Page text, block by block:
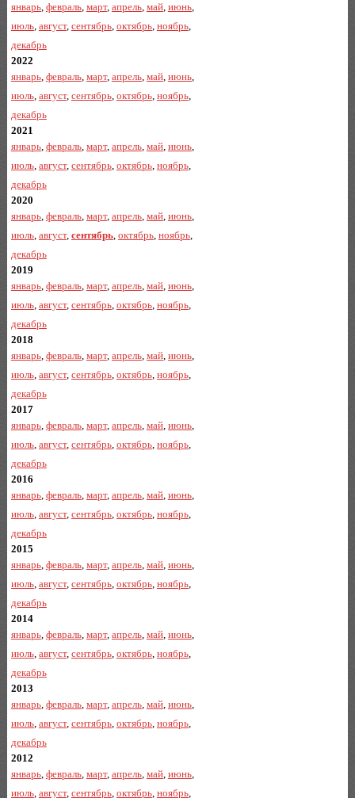
январь, февраль, март, апрель, май, июнь,
июль, август, сентябрь, октябрь, ноябрь,
декабрь
2022
январь, февраль, март, апрель, май, июнь,
июль, август, сентябрь, октябрь, ноябрь,
декабрь
2021
январь, февраль, март, апрель, май, июнь,
июль, август, сентябрь, октябрь, ноябрь,
декабрь
2020
январь, февраль, март, апрель, май, июнь,
июль, август, сентябрь, октябрь, ноябрь,
декабрь
2019
январь, февраль, март, апрель, май, июнь,
июль, август, сентябрь, октябрь, ноябрь,
декабрь
2018
январь, февраль, март, апрель, май, июнь,
июль, август, сентябрь, октябрь, ноябрь,
декабрь
2017
январь, февраль, март, апрель, май, июнь,
июль, август, сентябрь, октябрь, ноябрь,
декабрь
2016
январь, февраль, март, апрель, май, июнь,
июль, август, сентябрь, октябрь, ноябрь,
декабрь
2015
январь, февраль, март, апрель, май, июнь,
июль, август, сентябрь, октябрь, ноябрь,
декабрь
2014
январь, февраль, март, апрель, май, июнь,
июль, август, сентябрь, октябрь, ноябрь,
декабрь
2013
январь, февраль, март, апрель, май, июнь,
июль, август, сентябрь, октябрь, ноябрь,
декабрь
2012
январь, февраль, март, апрель, май, июнь,
июль, август, сентябрь, октябрь, ноябрь,